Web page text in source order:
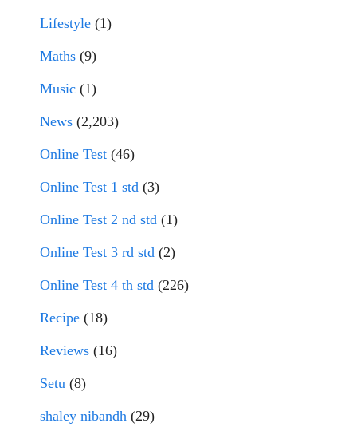
Lifestyle (1)
Maths (9)
Music (1)
News (2,203)
Online Test (46)
Online Test 1 std (3)
Online Test 2 nd std (1)
Online Test 3 rd std (2)
Online Test 4 th std (226)
Recipe (18)
Reviews (16)
Setu (8)
shaley nibandh (29)